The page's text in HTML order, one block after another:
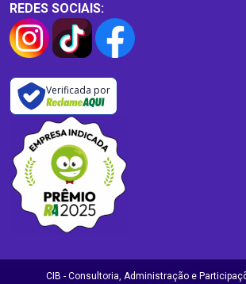
REDES SOCIAIS:
Verificada por
CIB - Consultoria, Administração e